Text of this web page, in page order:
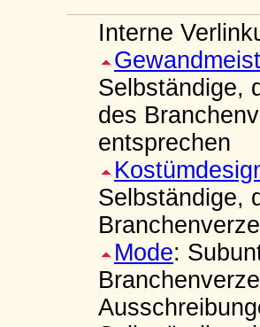
Interne
Selbständige,
des
entsprechen
Selbständige,
Mode: